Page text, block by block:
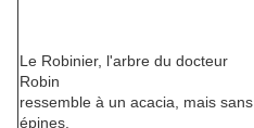
Le Robinier, l'arbre du docteur
Robin
ressemble à un acacia, mais sans
épines.